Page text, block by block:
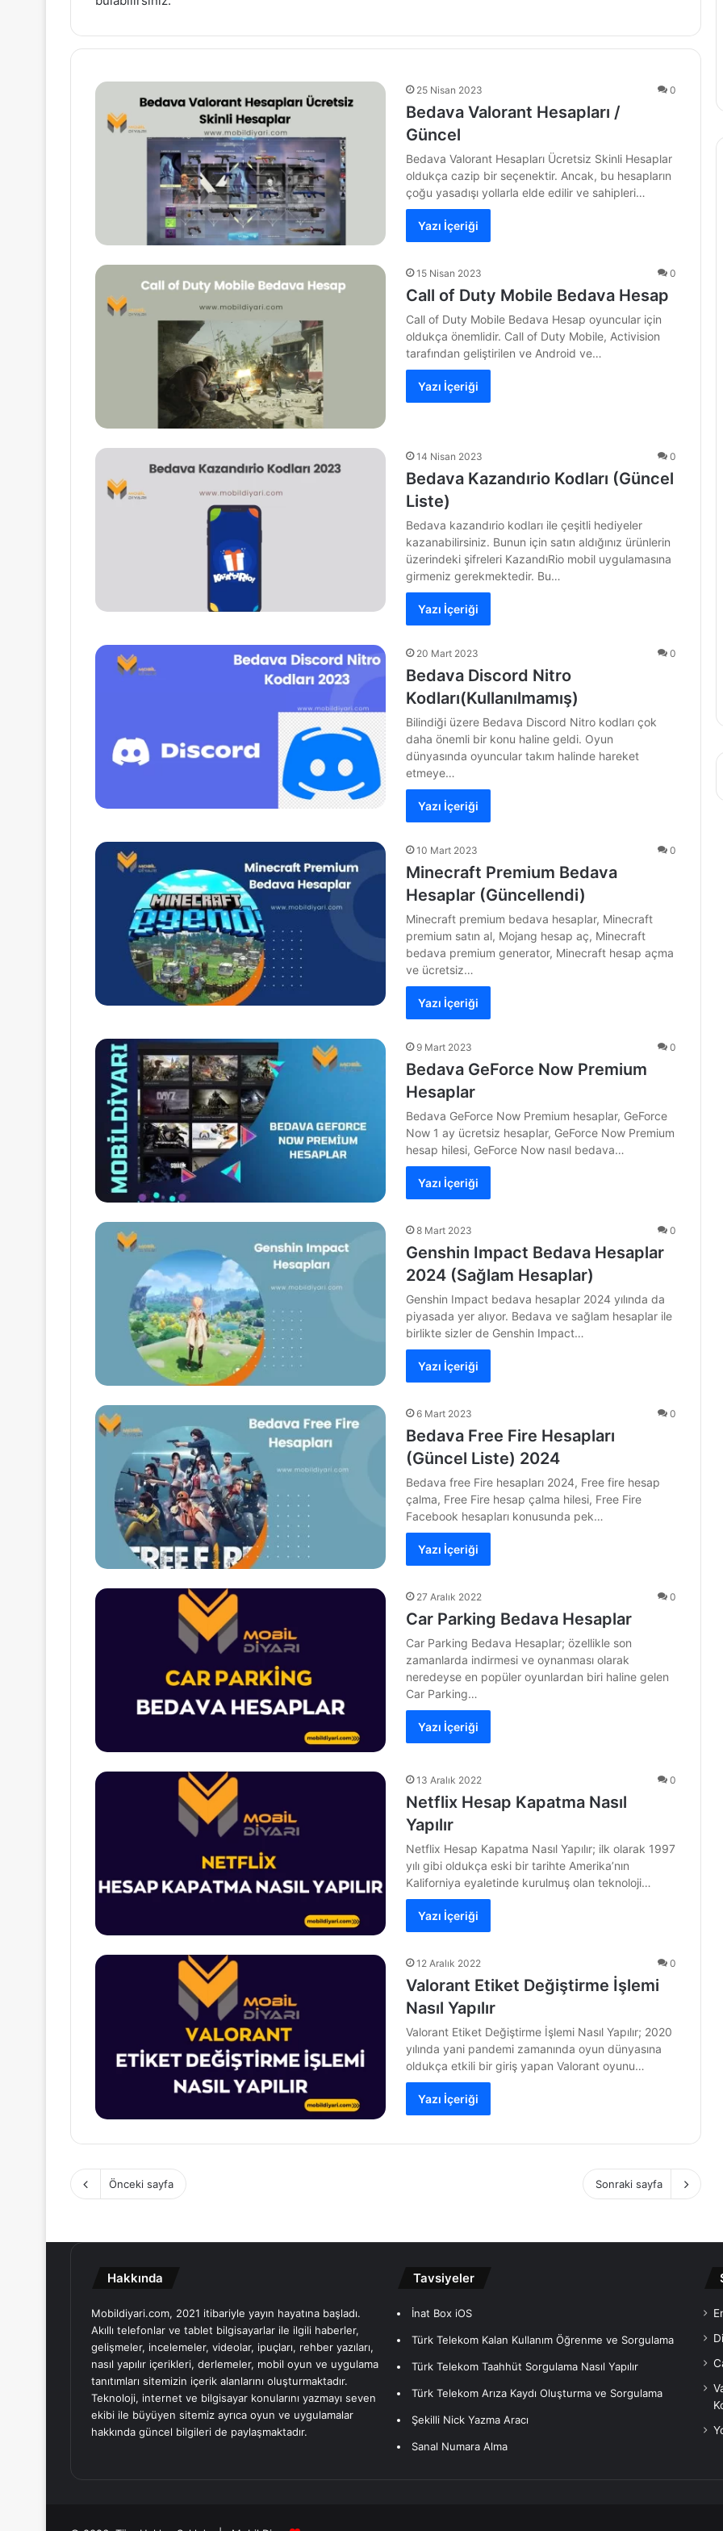
25 Nisan 2023 0
Bedava Valorant Hesapları /
Güncel
Bedava Valorant Hesapları Ücretsiz Skinli Hesaplar
oldukça cazip bir seçenektir. Ancak, bu hesapların
çoğu yasadışı yollarla elde edilir ve sahipleri…
Yazı İçeriği
15 Nisan 2023 0
Call of Duty Mobile Bedava Hesap
Call of Duty Mobile Bedava Hesap oyuncular için
oldukça önemlidir. Call of Duty Mobile, Activision
tarafından geliştirilen ve Android ve…
Yazı İçeriği
14 Nisan 2023 0
Bedava Kazandırio Kodları (Güncel
Liste)
Bedava kazandırio kodları ile çeşitli hediyeler
kazanabilirsiniz. Bunun için satın aldığınız ürünlerin
üzerindeki şifreleri KazandıRio mobil uygulamasına
girmeniz gerekmektedir. Bu…
Yazı İçeriği
20 Mart 2023 0
Bedava Discord Nitro
Kodları(Kullanılmamış)
Bilindiği üzere Bedava Discord Nitro kodları çok
daha önemli bir konu haline geldi. Oyun
dünyasında oyuncular takım halinde hareket
etmeye…
Yazı İçeriği
10 Mart 2023 0
Minecraft Premium Bedava
Hesaplar (Güncellendi)
Minecraft premium bedava hesaplar, Minecraft
premium satın al, Mojang hesap aç, Minecraft
bedava premium generator, Minecraft hesap açma
ve ücretsiz…
Yazı İçeriği
9 Mart 2023 0
Bedava GeForce Now Premium
Hesaplar
Bedava GeForce Now Premium hesaplar, GeForce
Now 1 ay ücretsiz hesaplar, GeForce Now Premium
hesap hilesi, GeForce Now nasıl bedava…
Yazı İçeriği
8 Mart 2023 0
Genshin Impact Bedava Hesaplar
2024 (Sağlam Hesaplar)
Genshin Impact bedava hesaplar 2024 yılında da
piyasada yer alıyor. Bedava ve sağlam hesaplar ile
birlikte sizler de Genshin Impact…
Yazı İçeriği
6 Mart 2023 0
Bedava Free Fire Hesapları
(Güncel Liste) 2024
Bedava free Fire hesapları 2024, Free fire hesap
çalma, Free Fire hesap çalma hilesi, Free Fire
Facebook hesapları konusunda pek…
Yazı İçeriği
27 Aralık 2022 0
Car Parking Bedava Hesaplar
Car Parking Bedava Hesaplar; özellikle son
zamanlarda indirmesi ve oynanması olarak
neredeyse en popüler oyunlardan biri haline gelen
Car Parking…
Yazı İçeriği
13 Aralık 2022 0
Netflix Hesap Kapatma Nasıl
Yapılır
Netflix Hesap Kapatma Nasıl Yapılır; ilk olarak 1997
yılı gibi oldukça eski bir tarihte Amerika’nın
Kaliforniya eyaletinde kurulmuş olan teknoloji…
Yazı İçeriği
12 Aralık 2022 0
Valorant Etiket Değiştirme İşlemi
Nasıl Yapılır
Valorant Etiket Değiştirme İşlemi Nasıl Yapılır; 2020
yılında yani pandemi zamanında oyun dünyasına
oldukça etkili bir giriş yapan Valorant oyunu…
Yazı İçeriği
Önceki sayfa Sonraki sayfa
Hakkında
Mobildiyari.com, 2021 itibariyle yayın hayatına başladı.
Akıllı telefonlar ve tablet bilgisayarlar ile ilgili haberler,
gelişmeler, incelemeler, videolar, ipuçları, rehber yazıları,
nasıl yapılır içerikleri, derlemeler, mobil oyun ve uygulama
tanıtımları sitemizin içerik alanlarını oluşturmaktadır.
Teknoloji, internet ve bilgisayar konularını yazmayı seven
ekibi ile büyüyen sitemiz ayrıca oyun ve uygulamalar
hakkında güncel bilgileri de paylaşmaktadır.
Tavsiyeler
İnat Box iOS
Türk Telekom Kalan Kullanım Öğrenme ve Sorgulama
Türk Telekom Taahhüt Sorgulama Nasıl Yapılır
Türk Telekom Arıza Kaydı Oluşturma ve Sorgulama
Şekilli Nick Yazma Aracı
Sanal Numara Alma